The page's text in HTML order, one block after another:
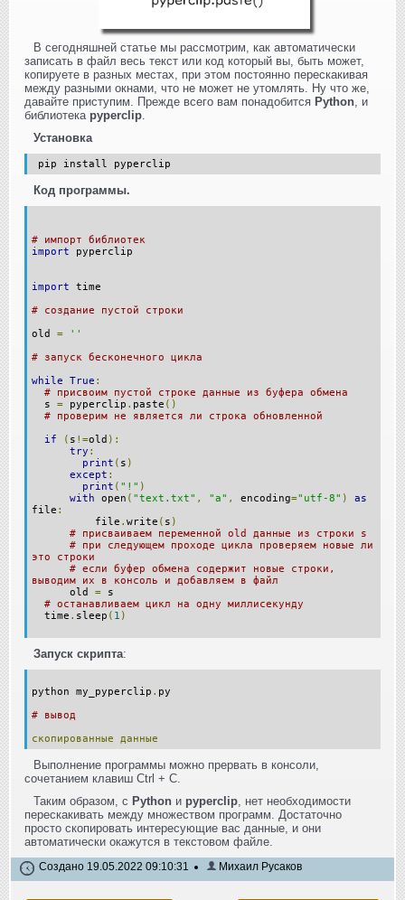
В сегодняшней статье мы рассмотрим, как автоматически
записать в файл весь текст или код который вы, быть может,
копируете в разных местах, при этом постоянно перескакивая
между разными окнами, что не может не утомлять. Ну что же,
давайте приступим. Прежде всего вам понадобится Python, и
библиотека pyperclip.
Установка
pip install pyperclip
Код программы.
# импорт библиотек
import pyperclip
import time
# создание пустой строки
old =
''
# запуск бесконечного цикла
while
True :
# присвоим пустой строке данные из буфера обмена
s = pyperclip . paste ()
# проверим не является ли строка обновленной
if
( s !=old ):
try :
print ( s )
except :
print ( "!" )
with open ( "text.txt" , "a" , encoding="utf-8" )
as
file :
file . write ( s )
# присваиваем переменной old данные из строки s
# при следующем проходе цикла проверяем новые ли
это строки
# если буфер обмена содержит новые строки,
выводим их в консоль и добавляем в файл
old = s
# останавливаем цикл на одну миллисекунду
time . sleep ( 1 )
Запуск скрипта:
python my_pyperclip . py
# вывод
скопированные
данные
Выполнение программы можно прервать в консоли,
сочетанием клавиш Ctrl + C.
Таким образом, с Python и pyperclip, нет необходимости
перескакивать между множеством программ. Достаточно
просто скопировать интересующие вас данные, и они
автоматически окажутся в текстовом файле.
Создано 19.05.2022 09:10:31 Михаил Русаков